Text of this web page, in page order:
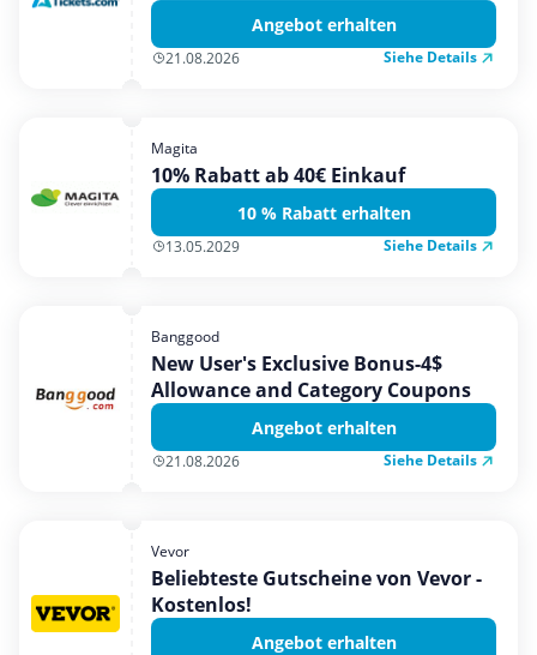
Angebot erhalten
21.08.2026 Siehe Details
Magita
10% Rabatt ab 40€ Einkauf
10 % Rabatt erhalten
13.05.2029 Siehe Details
Banggood
New User's Exclusive Bonus-4$
Allowance and Category Coupons
Angebot erhalten
21.08.2026 Siehe Details
Vevor
Beliebteste Gutscheine von Vevor -
Kostenlos!
Angebot erhalten